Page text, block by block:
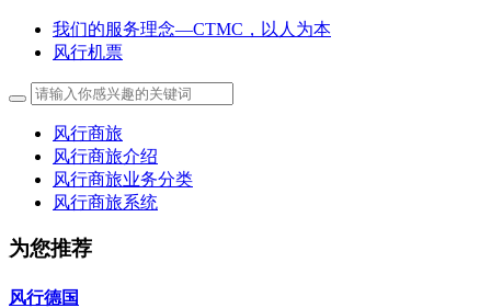
我们的服务理念—CTMC，以人为本
风行机票
风行商旅
风行商旅介绍
风行商旅业务分类
风行商旅系统
为您推荐
风行德国